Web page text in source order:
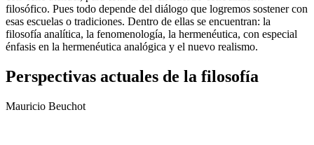
filosófico. Pues todo depende del diálogo que logremos sostener con
esas escuelas o tradiciones. Dentro de ellas se encuentran: la
filosofía analítica, la fenomenología, la hermenéutica, con especial
énfasis en la hermenéutica analógica y el nuevo realismo.
Perspectivas actuales de la filosofía
Mauricio Beuchot